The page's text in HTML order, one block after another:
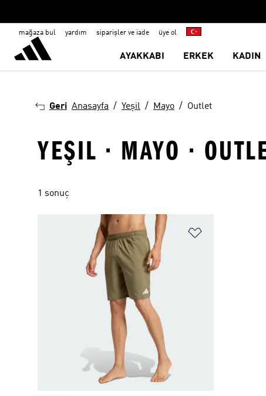
mağaza bul yardım siparişler ve iade üye ol
AYAKKABI ERKEK KADIN
Geri Anasayfa Yeşil Mayo Outlet
YEŞIL · MAYO ·
1 sonuç